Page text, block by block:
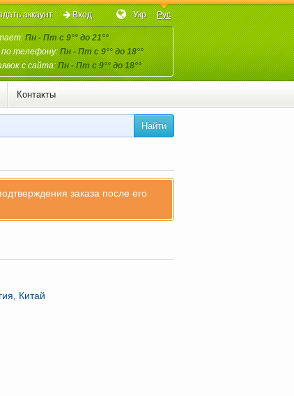
Пн - Пт с 9°° до 21°°
по телефону:Пн - Пт с 9°° до 18°°
с сайта:Пн - Пт с 9°° до 18°°
Укр Рус
аккаунт Вход
Контакты
Найти
заказа после его
Китай